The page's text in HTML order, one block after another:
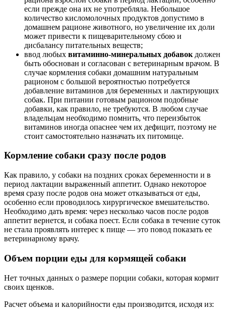
если прежде она их не употребляла. Небольшое
количество кисломолочных продуктов допустимо в
домашнем рационе животного, но увеличение их доли
может привести к пищеварительному сбою и
дисбалансу питательных веществ;
ввод любых витаминно-минеральных добавок должен
быть обоснован и согласован с ветеринарным врачом. В
случае кормления собаки домашним натуральным
рационом с большой вероятностью потребуется
добавление витаминов для беременных и лактирующих
собак. При питании готовым рационом подобные
добавки, как правило, не требуются. В любом случае
владельцам необходимо помнить, что переизбыток
витаминов иногда опаснее чем их дефицит, поэтому не
стоит самостоятельно назначать их питомице.
Кормление собаки сразу после родов
Как правило, у собаки на поздних сроках беременности и в
период лактации выраженный аппетит. Однако некоторое
время сразу после родов она может отказываться от еды,
особенно если проводилось хирургическое вмешательство.
Необходимо дать время: через несколько часов после родов
аппетит вернется, и собака поест. Если собака в течение суток
не стала проявлять интерес к пище — это повод показать ее
ветеринарному врачу.
Объем порции еды для кормящей собаки
Нет точных данных о размере порции собаки, которая кормит
своих щенков.
Расчет объема и калорийности еды производится, исходя из: